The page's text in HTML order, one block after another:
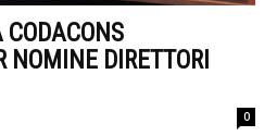
NOMINE DIRETTORI
0